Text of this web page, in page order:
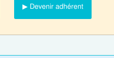
▶ Devenir adhérent